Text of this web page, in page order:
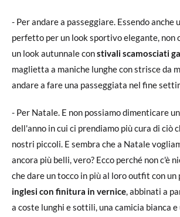
- Per andare a passeggiare. Essendo anche
perfetto per un look sportivo elegante, non
un look autunnale constivali scamosciati
maglietta a maniche lunghe con strisce da
andare a fare una passeggiata nel fine
- Per Natale. E non possiamo dimenticare
dell'anno in cui ci prendiamo più cura di ciò
nostri piccoli. E sembra che a Natale
ancora più belli, vero? Ecco perché non c'è
che dare un tocco in più al loro outfit con un
inglesi con finitura in vernice, abbinati a
a coste lunghi e sottili, una camicia bianca e